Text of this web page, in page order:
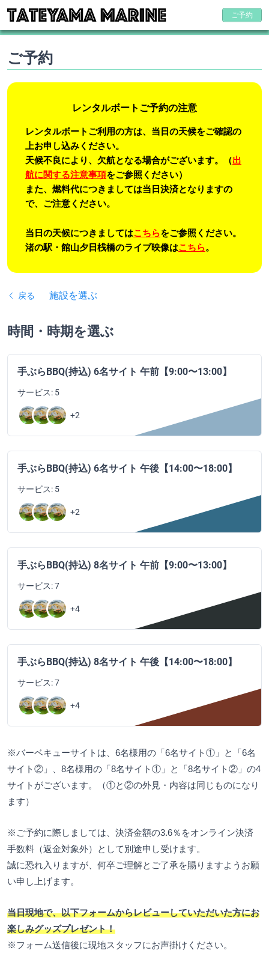
ご予約
ご予約
レンタルボートご予約の注意
レンタルボートご利用の方は、当日の天候をご確認の
上お申し込みください。
天候不良により、欠航となる場合がございます。（出
航に関する注意事項をご参照ください）
また、燃料代につきましては当日決済となりますの
で、ご注意ください。
当日の天候につきましてはこちらをご参照ください。
渚の駅・館山夕日桟橋のライブ映像はこちら。
戻る 施設を選ぶ
時間・時期を選ぶ
手ぶらBBQ(持込) 6名サイト 午前【9:00〜13:00】
サービス: 5
+2
手ぶらBBQ(持込) 6名サイト 午後【14:00〜18:00】
サービス: 5
+2
手ぶらBBQ(持込) 8名サイト 午前【9:00〜13:00】
サービス: 7
+4
手ぶらBBQ(持込) 8名サイト 午後【14:00〜18:00】
サービス: 7
+4
※バーベキューサイトは、6名様用の「6名サイト①」と「6名
サイト②」、8名様用の「8名サイト①」と「8名サイト②」の4
サイトがございます。（①と②の外見・内容は同じものになり
ます）
※ご予約に際しましては、決済金額の3.6％をオンライン決済
手数料（返金対象外）として別途申し受けます。
誠に恐れ入りますが、何卒ご理解とご了承を賜りますようお願
い申し上げます。
当日現地で、以下フォームからレビューしていただいた方にお
楽しみグッズプレゼント！
※フォーム送信後に現地スタッフにお声掛けください。